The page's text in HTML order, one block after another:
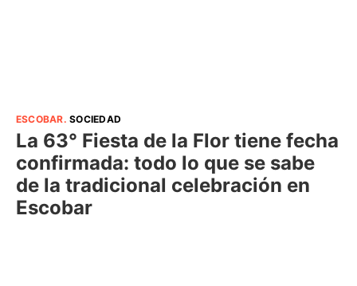
ESCOBAR.SOCIEDAD
La 63° Fiesta de la Flor tiene fecha
confirmada: todo lo que se sabe
de la tradicional celebración en
Escobar